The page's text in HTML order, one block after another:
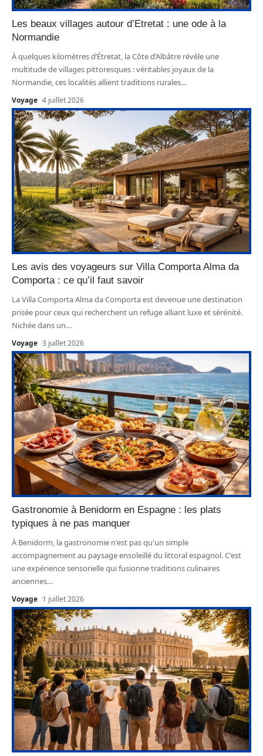
Les beaux villages autour d’Etretat : une ode à la
Normandie
À quelques kilomètres d’Étretat, la Côte d’Albâtre révèle une
multitude de villages pittoresques : véritables joyaux de la
Normandie, ces localités allient traditions rurales…
Voyage 4 juillet 2026
Les avis des voyageurs sur Villa Comporta Alma da
Comporta : ce qu’il faut savoir
La Villa Comporta Alma da Comporta est devenue une destination
prisée pour ceux qui recherchent un refuge alliant luxe et sérénité.
Nichée dans un…
Voyage 3 juillet 2026
Gastronomie à Benidorm en Espagne : les plats
typiques à ne pas manquer
À Benidorm, la gastronomie n'est pas qu'un simple
accompagnement au paysage ensoleillé du littoral espagnol. C'est
une expérience sensorielle qui fusionne traditions culinaires
anciennes…
Voyage 1 juillet 2026